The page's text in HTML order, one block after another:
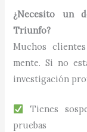
¿Necesito un
Triunfo?
Muchos
mente. Si no
investigación
Tienes
pruebas